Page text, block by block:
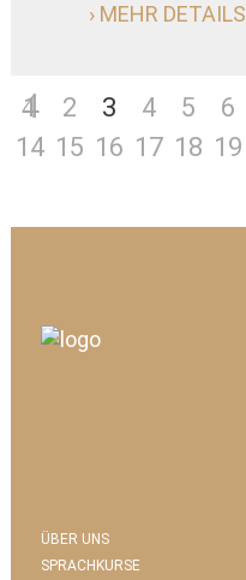
› MEHR DETAILS
1 2 3 4 5 6
14 15 16 17 18 19
ÜBER UNS
SPRACHKURSE